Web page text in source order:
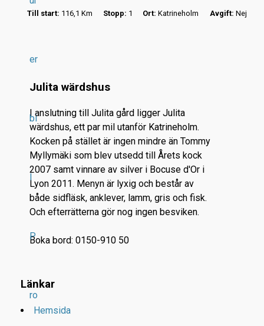
er
bi
l
P
ro
Till start: 116,1 Km Stopp: 1 Ort: Katrineholm Avgift: Nej
Julita wärdshus
I anslutning till Julita gård ligger Julita
wärdshus, ett par mil utanför Katrineholm.
Kocken på stället är ingen mindre än Tommy
Myllymäki som blev utsedd till Årets kock
2007 samt vinnare av silver i Bocuse d'Or i
Lyon 2011. Menyn är lyxig och består av
både sidfläsk, anklever, lamm, gris och fisk.
Och efterrätterna gör nog ingen besviken.
Boka bord: 0150-910 50
Länkar
Hemsida